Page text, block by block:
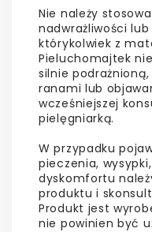
Nie należy
nadwrażliwości
którykolwiek z
Pieluchomajtek
silnie
ranami lub
wcześniejszej
pielęgniarką.
W przypadku
pieczenia,
dyskomfortu
produktu i
Produkt jest
nie powinien być